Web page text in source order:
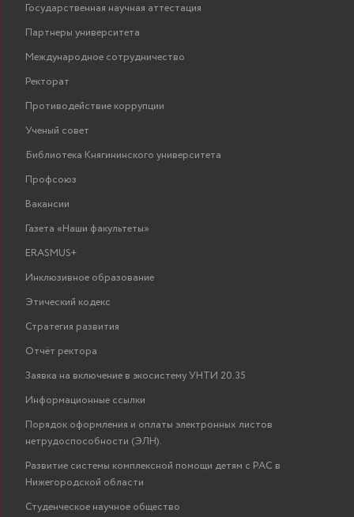
Государственная научная аттестация
Партнеры университета
Международное сотрудничество
Ректорат
Противодействие коррупции
Ученый совет
Библиотека Княгининского университета
Профсоюз
Вакансии
Газета «Наши факультеты»
ERASMUS+
Инклюзивное образование
Этический кодекс
Стратегия развития
Отчёт ректора
Заявка на включение в экосистему УНТИ 20.35
Информационные ссылки
Порядок оформления и оплаты электронных листов
нетрудоспособности (ЭЛН).
Развитие системы комплексной помощи детям с РАС в
Нижегородской области
Студенческое научное общество